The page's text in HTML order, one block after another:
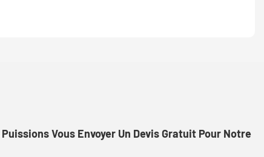
Vous Envoyer Un Devis Gratuit Pour Notre